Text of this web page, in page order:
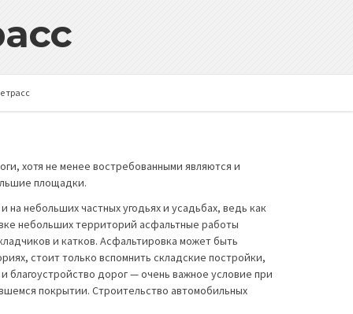
трасс
хотя не менее востребованными являются и
площадки.
небольших частных угодьях и усадьбах, ведь как
небольших территорий асфальтные работы
и катков. Асфальтировка может быть
стоит только вспомнить складские постройки,
благоустройство дорог — очень важное условие при
покрытии. Строительство автомобильных